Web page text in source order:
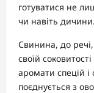
готуватися не
чи навіть дичини.
Свинина, до
своїй
аромати спецій і
поєднується з